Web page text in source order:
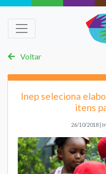
Voltar
Inep seleciona
itens
26/10/2018 |